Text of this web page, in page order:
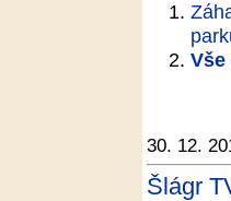
30. 12.
Šlágr